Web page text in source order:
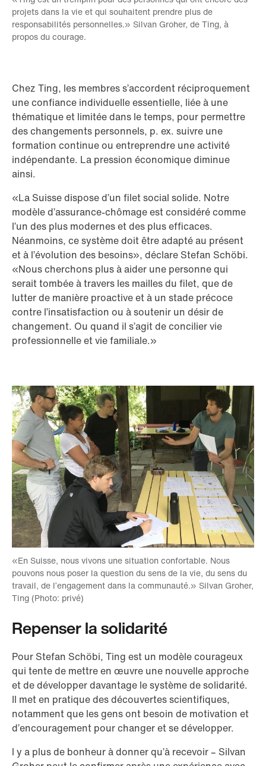
projets dans la vie et qui souhaitent prendre plus de
responsabilités personnelles.» Silvan Groher, de Ting, à
propos du courage.
Chez Ting, les membres s’accordent réciproquement
une confiance individuelle essentielle, liée à une
thématique et limitée dans le temps, pour permettre
des changements personnels, p. ex. suivre une
formation continue ou entreprendre une activité
indépendante. La pression économique diminue
ainsi.
«La Suisse dispose d’un filet social solide. Notre
modèle d’assurance-chômage est considéré comme
l’un des plus modernes et des plus efficaces.
Néanmoins, ce système doit être adapté au présent
et à l’évolution des besoins», déclare Stefan Schöbi.
«Nous cherchons plus à aider une personne qui
serait tombée à travers les mailles du filet, que de
lutter de manière proactive et à un stade précoce
contre l’insatisfaction ou à soutenir un désir de
changement. Ou quand il s’agit de concilier vie
professionnelle et vie familiale.»
«En Suisse, nous vivons une situation confortable. Nous
pouvons nous poser la question du sens de la vie, du sens du
travail, de l’engagement dans la communauté.» Silvan Groher,
Ting (Photo: privé)
Repenser la solidarité
Pour Stefan Schöbi, Ting est un modèle courageux
qui tente de mettre en œuvre une nouvelle approche
et de développer davantage le système de solidarité.
Il met en pratique des découvertes scientifiques,
notamment que les gens ont besoin de motivation et
d’encouragement pour changer et se développer.
l y a plus de bonheur à donner qu’à recevoir – Silvan